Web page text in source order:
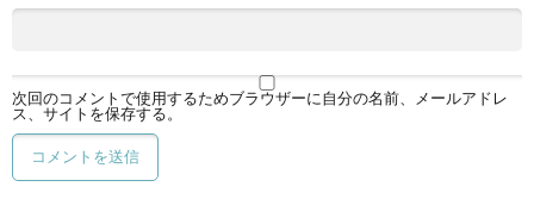
次回のコメントで使用するためブラウザーに自分の名前、メールアドレ
ス、サイトを保存する。